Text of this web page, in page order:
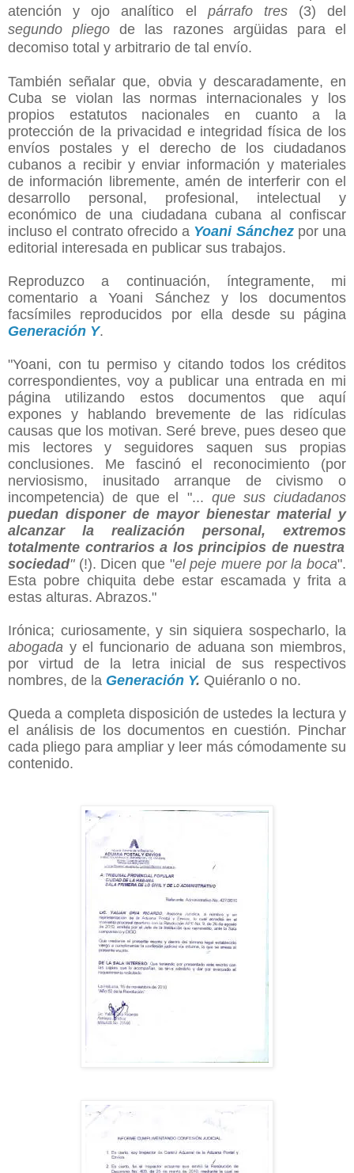
atención y ojo analítico el párrafo tres(3) del
segundo pliego de las razones argüidas para el
decomiso total y arbitrario de tal envío.
También señalar que, obvia y descaradamente, en
Cuba se violan las normas internacionales y los
propios estatutos nacionales en cuanto a la
protección de la privacidad e integridad física de los
envíos postales y el derecho de los ciudadanos
cubanos a recibir y enviar información y materiales
de información libremente, amén de interferir con el
desarrollo personal, profesional, intelectual y
económico de una ciudadana cubana al confiscar
incluso el contrato ofrecido a Yoani Sánchezpor una
editorial interesada en publicar sus trabajos.
Reproduzco a continuación, íntegramente, mi
comentario a Yoani Sánchez y los documentos
facsímiles reproducidos por ella desde su página
Generación Y.
"Yoani, con tu permiso y citando todos los créditos
correspondientes, voy a publicar una entrada en mi
página utilizando estos documentos que aquí
expones y hablando brevemente de las ridículas
causas que los motivan. Seré breve, pues deseo que
mis lectores y seguidores saquen sus propias
conclusiones. Me fascinó el reconocimiento (por
nerviosismo, inusitado arranque de civismo o
incompetencia) de que el "... que sus ciudadanos
puedan disponer de mayor bienestar material y
alcanzar la realización personal, extremos
totalmente contrarios a los principios de nuestra
sociedad"(!). Dicen que "el peje muere por la boca".
Esta pobre chiquita debe estar escamada y frita a
estas alturas. Abrazos."
Irónica; curiosamente, y sin siquiera sospecharlo, la
abogada y el funcionario de aduana son miembros,
por virtud de la letra inicial de sus respectivos
nombres, de la Generación Y. Quiéranlo o no.
Queda a completa disposición de ustedes la lectura y
el análisis de los documentos en cuestión. Pinchar
cada pliego para ampliar y leer más cómodamente su
contenido.